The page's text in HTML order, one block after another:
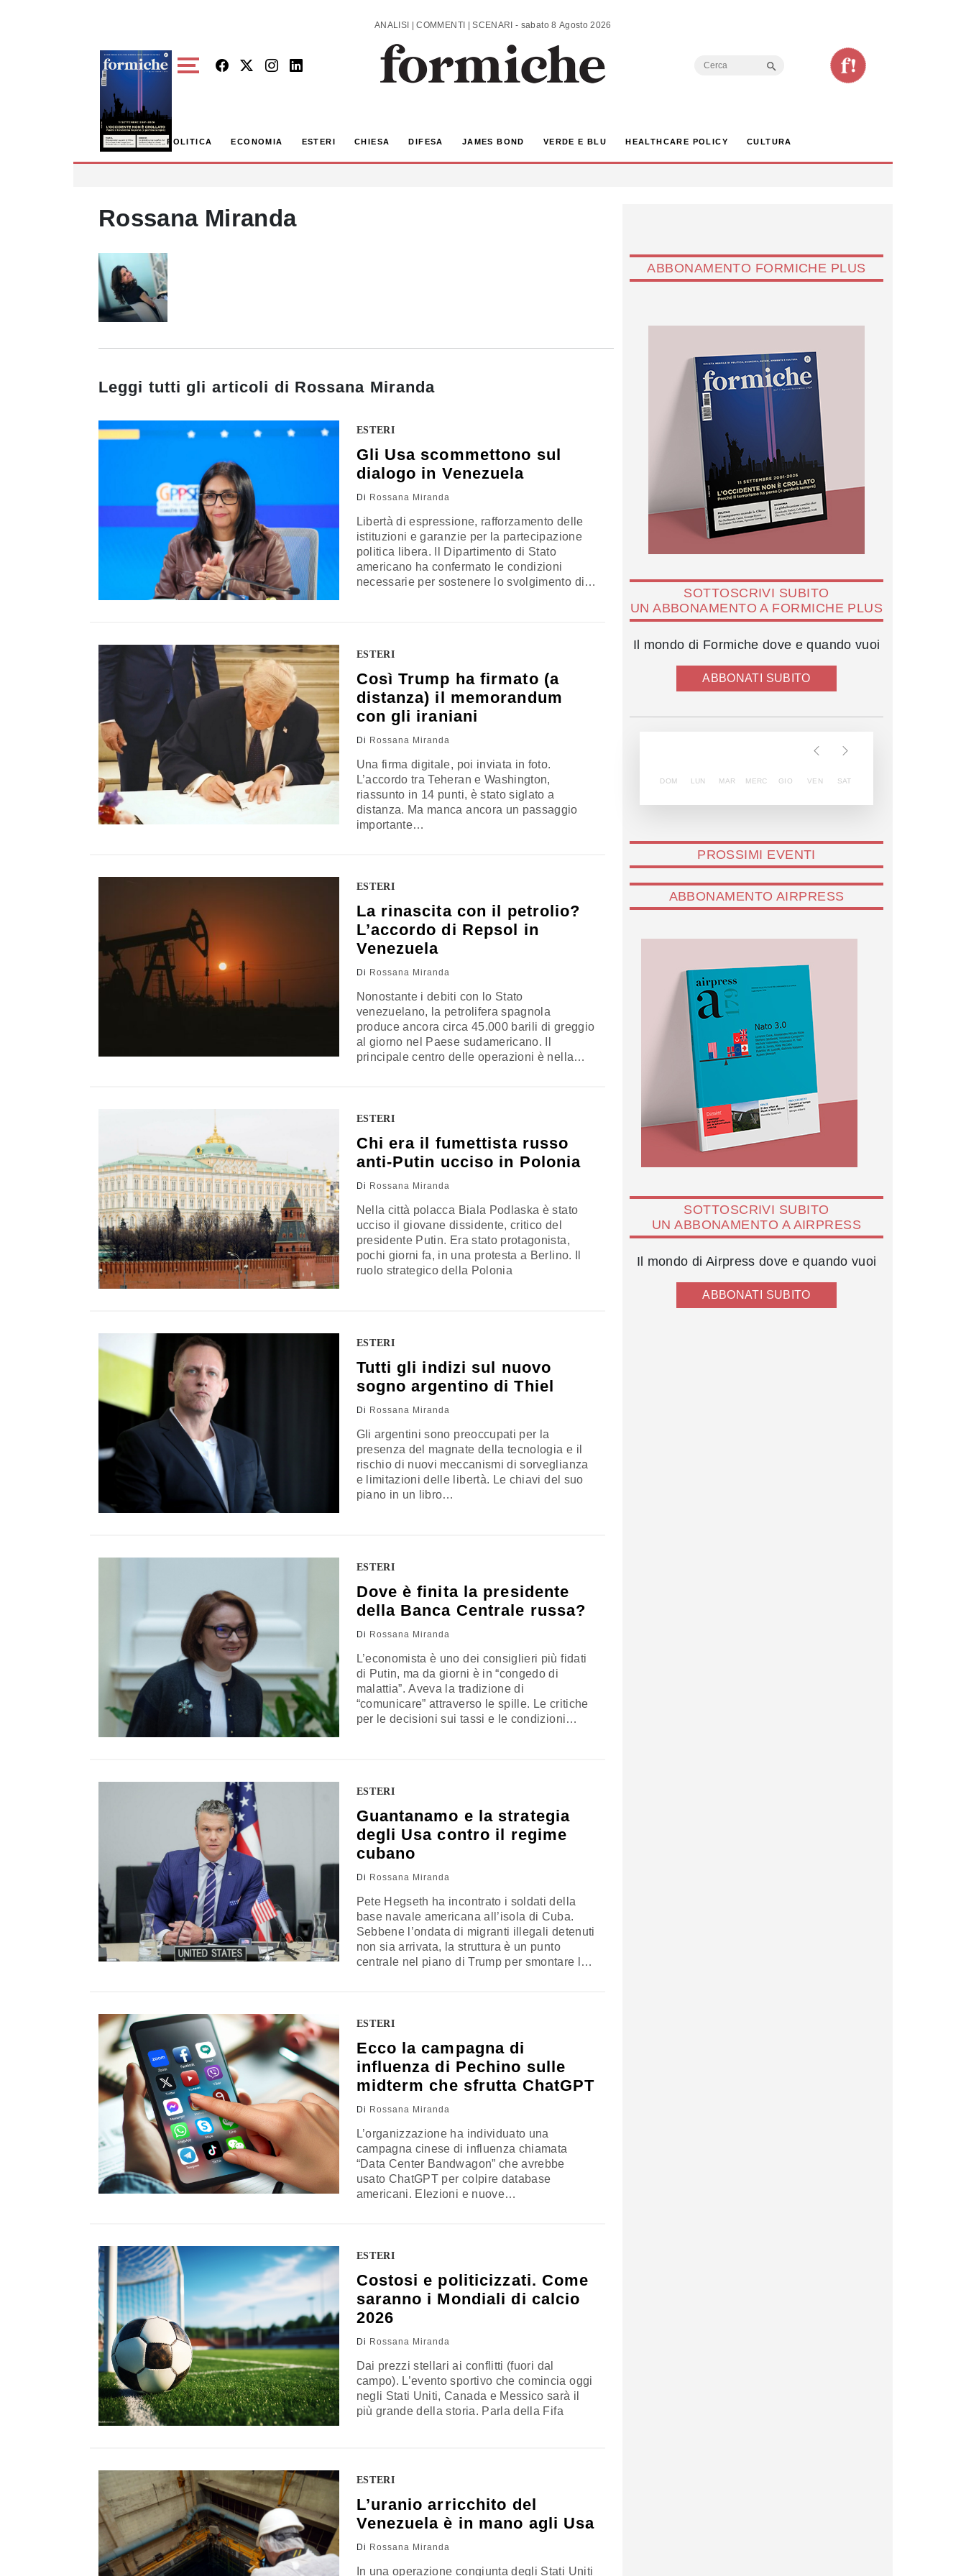
ANALISI | COMMENTI | SCENARI - sabato 8 Agosto 2026
Search
POLITICA ECONOMIA ESTERI CHIESA DIFESA JAMES BOND VERDE E BLU HEALTHCARE POLICY CULTURA
Rossana Miranda
Leggi tutti gli articoli di Rossana Miranda
ESTERI
Gli Usa scommettono sul
dialogo in Venezuela
Di Rossana Miranda
Libertà di espressione, rafforzamento delle
istituzioni e garanzie per la partecipazione
politica libera. Il Dipartimento di Stato
americano ha confermato le condizioni
necessarie per sostenere lo svolgimento di
ESTERI
Così Trump ha firmato (a
distanza) il memorandum
con gli iraniani
Di Rossana Miranda
Una firma digitale, poi inviata in foto.
L’accordo tra Teheran e Washington,
riassunto in 14 punti, è stato siglato a
distanza. Ma manca ancora un passaggio
importante…
ESTERI
La rinascita con il petrolio?
L’accordo di Repsol in
Venezuela
Di Rossana Miranda
Nonostante i debiti con lo Stato
venezuelano, la petrolifera spagnola
produce ancora circa 45.000 barili di greggio
al giorno nel Paese sudamericano. Il
principale centro delle operazioni è nella
ESTERI
Chi era il fumettista russo
anti-Putin ucciso in Polonia
Di Rossana Miranda
Nella città polacca Biala Podlaska è stato
ucciso il giovane dissidente, critico del
presidente Putin. Era stato protagonista,
pochi giorni fa, in una protesta a Berlino. Il
ruolo strategico della Polonia
ESTERI
Tutti gli indizi sul nuovo
sogno argentino di Thiel
Di Rossana Miranda
Gli argentini sono preoccupati per la
presenza del magnate della tecnologia e il
rischio di nuovi meccanismi di sorveglianza
e limitazioni delle libertà. Le chiavi del suo
piano in un libro…
ESTERI
Dove è finita la presidente
della Banca Centrale russa?
Di Rossana Miranda
L’economista è uno dei consiglieri più fidati
di Putin, ma da giorni è in “congedo di
malattia”. Aveva la tradizione di
“comunicare” attraverso le spille. Le critiche
per le decisioni sui tassi e le condizioni
ESTERI
Guantanamo e la strategia
degli Usa contro il regime
cubano
Di Rossana Miranda
Pete Hegseth ha incontrato i soldati della
base navale americana all’isola di Cuba.
Sebbene l’ondata di migranti illegali detenuti
non sia arrivata, la struttura è un punto
centrale nel piano di Trump per smontare la
ESTERI
Ecco la campagna di
influenza di Pechino sulle
midterm che sfrutta ChatGPT
Di Rossana Miranda
L’organizzazione ha individuato una
campagna cinese di influenza chiamata
“Data Center Bandwagon” che avrebbe
usato ChatGPT per colpire database
americani. Elezioni e nuove
ESTERI
Costosi e politicizzati. Come
saranno i Mondiali di calcio
2026
Di Rossana Miranda
Dai prezzi stellari ai conflitti (fuori dal
campo). L’evento sportivo che comincia oggi
negli Stati Uniti, Canada e Messico sarà il
più grande della storia. Parla della Fifa
ESTERI
L’uranio arricchito del
Venezuela è in mano agli Usa
Di Rossana Miranda
In una operazione congiunta degli Stati Uniti
ABBONAMENTO FORMICHE PLUS
SOTTOSCRIVI SUBITO
UN ABBONAMENTO A FORMICHE PLUS
Il mondo di Formiche dove e quando vuoi
ABBONATI SUBITO
DOM LUN MAR MERC GIO VEN SAT
PROSSIMI EVENTI
ABBONAMENTO AIRPRESS
SOTTOSCRIVI SUBITO
UN ABBONAMENTO A AIRPRESS
Il mondo di Airpress dove e quando vuoi
ABBONATI SUBITO